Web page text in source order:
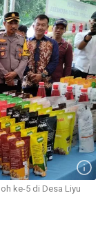
ke-5 di Desa Liyu